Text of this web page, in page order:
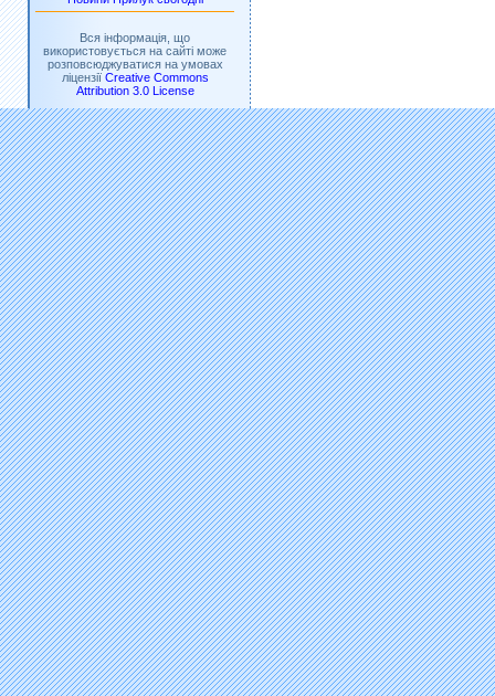
Вся інформація, що
використовується на сайті може
розповсюджуватися на умовах
ліцензії Creative Commons
Attribution 3.0 License